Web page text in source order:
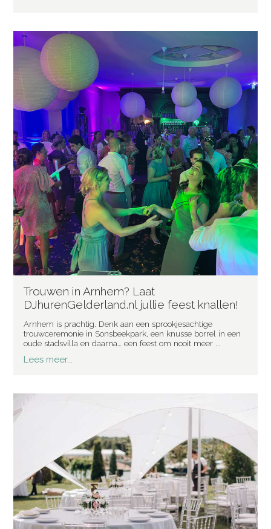
Trouwen in Arnhem? Laat
DJhurenGelderland.nl jullie feest knallen!
Arnhem is prachtig. Denk aan een sprookjesachtige
trouwceremonie in Sonsbeekpark, een knusse borrel in een
oude stadsvilla en daarna… een feest om nooit meer ...
Lees meer...